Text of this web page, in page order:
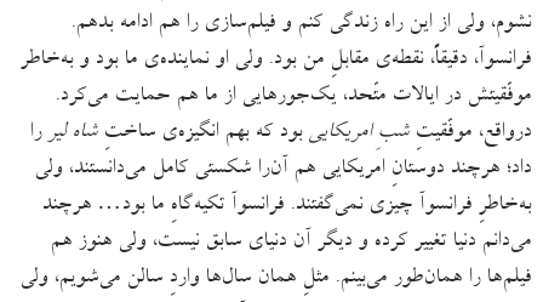
نشوم، ولی از این راه زندگی کنم و فیلم‌سازی را هم ادامه بدهم.
فرانسوآ، دقیقاً، نقطه‌ی مقابلِ من بود. ولی او نماینده‌ی ما بود و به‌خاطر
موفّقیتش در ایالات متّحد، یک‌جورهایی از ما هم حمایت می‌کرد.
درواقع، موفّقیتِشبِ امریکایی بود که بهم انگیزه‌ی ساختِشاه لیر را
داد؛ هرچند دوستانِ امریکایی هم آن‌را شکستی کامل می‌دانستند، ولی
به‌خاطرِ فرانسوآ چیزی نمی‌گفتند. فرانسوآ تکیه‌گاهِ ما بود… هرچند
می‌دانم دنیا تغییر کرده و دیگر آن دنیای سابق نیست، ولی هنوز هم
فیلم‌ها را همان‌طور می‌بینم. مثلِ همان سال‌ها واردِ سالن می‌شویم، ولی